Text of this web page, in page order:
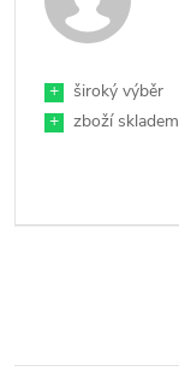
+
široký výběr
+
zboží skladem